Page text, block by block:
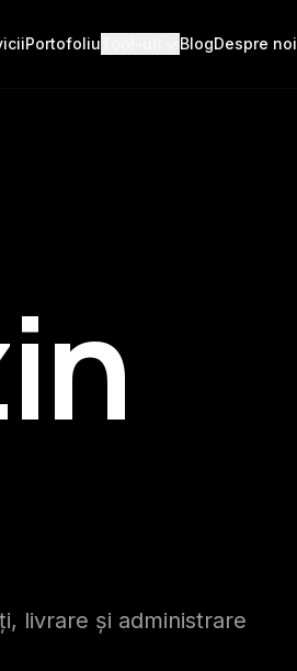
Portofoliu BlogDespre noi
livrare și administrare